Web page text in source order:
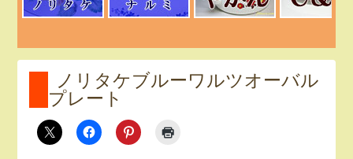
ノリタケブルーワルツオーバル
プレート